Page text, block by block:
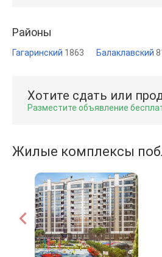
Районы
Гагаринский 1863 Балаклавский
Хотите сдать или
Разместите объявление
Жилые комплексы